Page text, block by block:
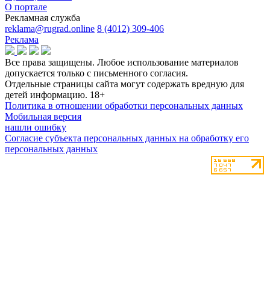
О портале
Рекламная служба
reklama@rugrad.online 8 (4012) 309-406
Реклама
Все права защищены. Любое использование материалов
допускается только с письменного согласия.
Отдельные страницы сайта могут содержать вредную для
детей информацию. 18+
Политика в отношении обработки персональных данных
Мобильная версия
нашли ошибку
Согласие субъекта персональных данных на обработку его
персональных данных